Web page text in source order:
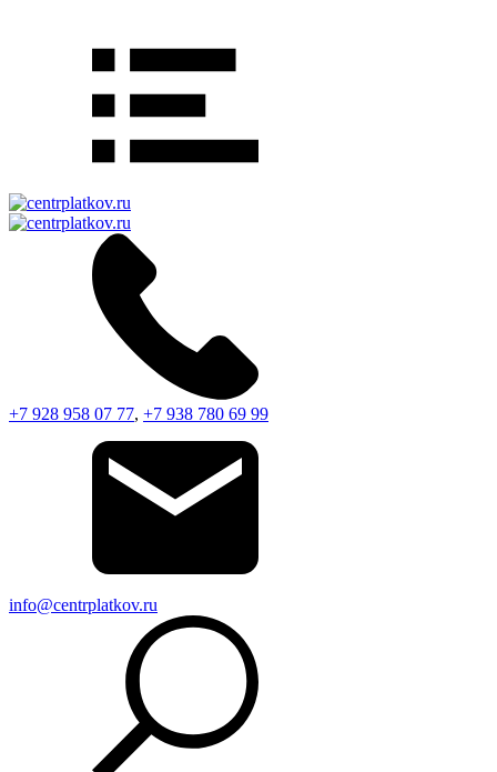
+7 928 958 07 77, +7 938 780 69 99
info@centrplatkov.ru